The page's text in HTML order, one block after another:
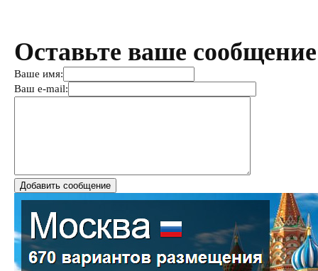
Оставьте ваше
Ваше имя:
Ваш e-mail: